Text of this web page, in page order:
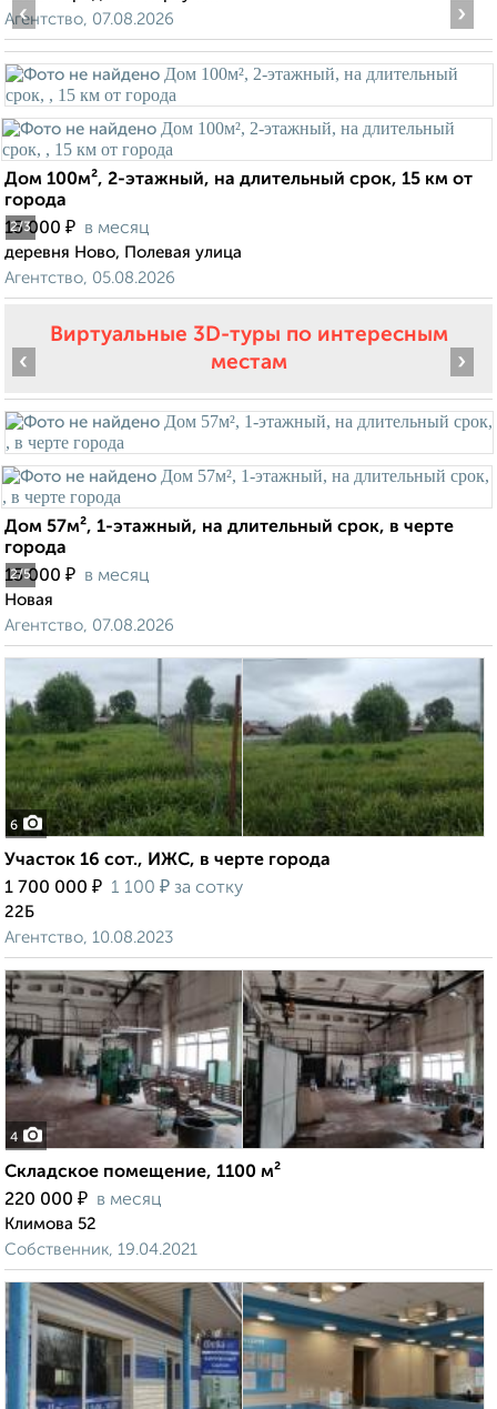
Агентство, 07.08.2026
2/3
‹ ›
Дом 100м², 2-этажный, на длительный срок, 15 км от
города
15 000 ₽ в месяц
деревня Ново, Полевая улица
Агентство, 05.08.2026
Виртуальные 3D-туры по интересным
местам
2/5
‹ ›
Дом 57м², 1-этажный, на длительный срок, в черте
города
15 000 ₽ в месяц
Новая
Агентство, 07.08.2026
6
Участок 16 сот., ИЖС, в черте города
1 700 000 ₽ 1 100 ₽ за сотку
22Б
Агентство, 10.08.2023
4
Складское помещение, 1100 м²
220 000 ₽ в месяц
Климова 52
Собственник, 19.04.2021